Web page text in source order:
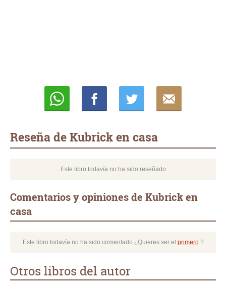
Reseña de Kubrick en casa
Este libro todavía no ha sido reseñado
Comentarios y opiniones de Kubrick en
casa
Este libro todavía no ha sido comentado ¿Quieres ser el primero?
Otros libros del autor